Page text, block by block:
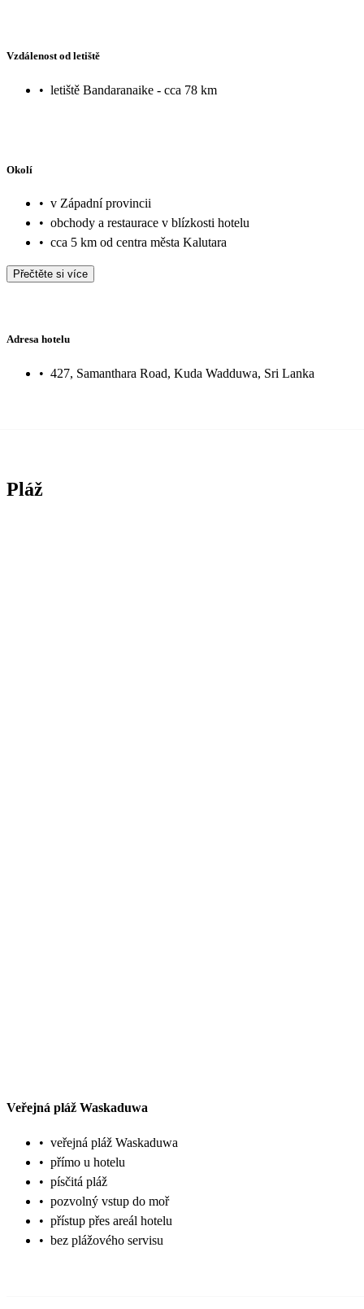
Vzdálenost od letiště
• letiště Bandaranaike - cca 78 km
Okolí
• v Západní provincii
• obchody a restaurace v blízkosti hotelu
• cca 5 km od centra města Kalutara
Přečtěte si více
Adresa hotelu
• 427, Samanthara Road, Kuda Wadduwa, Sri Lanka
Pláž
Veřejná pláž Waskaduwa
• veřejná pláž Waskaduwa
• přímo u hotelu
• písčitá pláž
• pozvolný vstup do moř
• přístup přes areál hotelu
• bez plážového servisu